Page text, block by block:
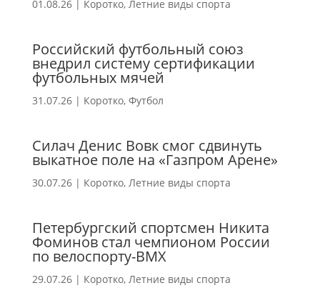
01.08.26| Коротко, Летние виды спорта
Российский футбольный союз
внедрил систему сертификации
футбольных мячей
31.07.26| Коротко, Футбол
Силач Денис Вовк смог сдвинуть
выкатное поле на «Газпром Арене»
30.07.26| Коротко, Летние виды спорта
Петербургский спортсмен Никита
Фоминов стал чемпионом России
по велоспорту-ВМХ
29.07.26| Коротко, Летние виды спорта